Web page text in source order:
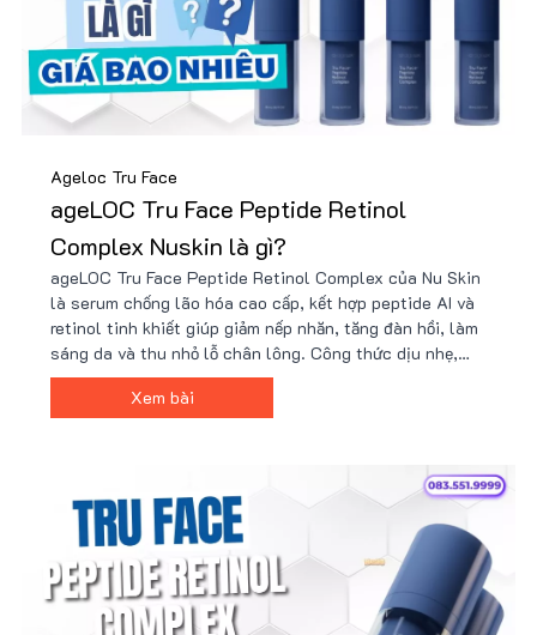
Ageloc Tru Face
ageLOC Tru Face Peptide Retinol
Complex Nuskin là gì?
ageLOC Tru Face Peptide Retinol Complex của Nu Skin
là serum chống lão hóa cao cấp, kết hợp peptide AI và
retinol tinh khiết giúp giảm nếp nhăn, tăng đàn hồi, làm
sáng da và thu nhỏ lỗ chân lông. Công thức dịu nhẹ,
phù hợp với cả da nhạy cảm. Sản phẩm chính hãng có
tại Nu88 với giá ưu đãi cùng nhiều quà tặng hấp dẫn.
Xem bài